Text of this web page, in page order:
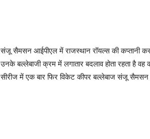
संजू सैमसन आईपीएल में राजस्थान रॉयल्स की कप्तानी
उनके बल्लेबाजी क्रम में लगातार बदलाव होता रहता है
सीरीज में एक बार फिर विकेट कीपर बल्लेबाज संजू सैमसन